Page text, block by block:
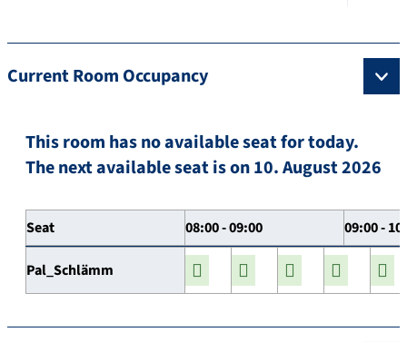
Current Room Occupancy
This room has no available seat for today.
The next available seat is on 10. August 2026
Seat 08:00 - 09:00 09:00 -
Pal_Schlämm